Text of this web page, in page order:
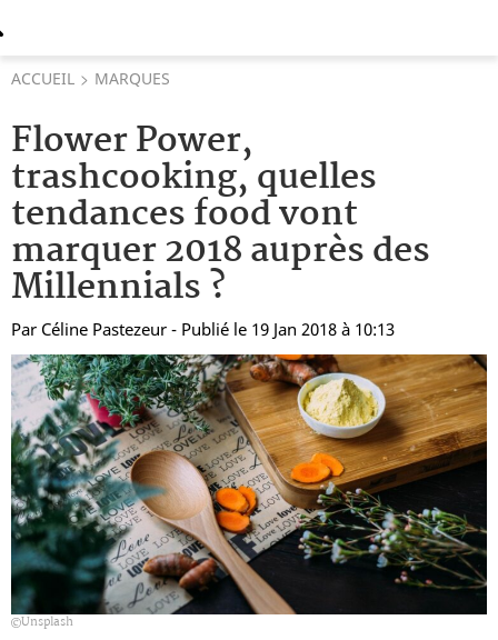
ACCUEIL MARQUES
Flower Power,
trashcooking, quelles
tendances food vont
marquer 2018 auprès des
Millennials ?
Par Céline Pastezeur - Publié le 19 Jan 2018 à 10:13
Unsplash